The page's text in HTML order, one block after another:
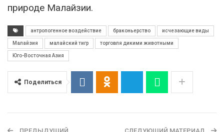
природе Малайзии.
антропогенное воздействие браконьерство исчезающие виды
Малайзия малайский тигр торговля дикими животными
Юго-Восточная Азия
Поделиться